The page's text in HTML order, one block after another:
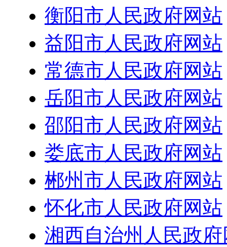
衡阳市人民政府网站
益阳市人民政府网站
常德市人民政府网站
岳阳市人民政府网站
邵阳市人民政府网站
娄底市人民政府网站
郴州市人民政府网站
怀化市人民政府网站
湘西自治州人民政